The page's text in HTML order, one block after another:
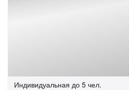
Индивидуальная до 5 чел.